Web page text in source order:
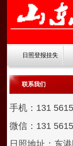
日照登报挂失
联系我们
手机：131
微信：131
日照地址：东